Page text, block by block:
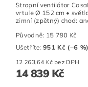
Stropní ventilátor
vrtule Ø 152 cm • světlo: není • pro místnosti
zimní (zpětný) chod:
Původně: 15 790 Kč
Ušetříte:951 Kč (–6 %)
12 263,64 Kč bez DPH
14 839 Kč